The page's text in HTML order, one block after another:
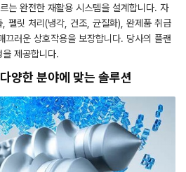
는 완전한 재활용 시스템을 설계합니다. 자
펠릿 처리(냉각, 건조, 균질화), 완제품 취급
끄러운 상호작용을 보장합니다. 당사의 플랜
제공합니다.
양한 분야에 맞는 솔루션